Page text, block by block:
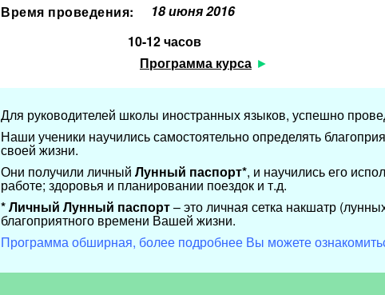
Время проведения:
18 июня 2016
10-12 часов
Программа курса
Для руководителей школы иностранных языков, успешно
Наши ученики научились самостоятельно определять
своей жизни.
Они получили личный Лунный паспорт*, и научились его
работе; здоровья и планировании поездок и т.д.
* Личный Лунный паспорт– это личная сетка накшатр
благоприятного времени Вашей жизни.
Программа обширная, более подробнее Вы можете